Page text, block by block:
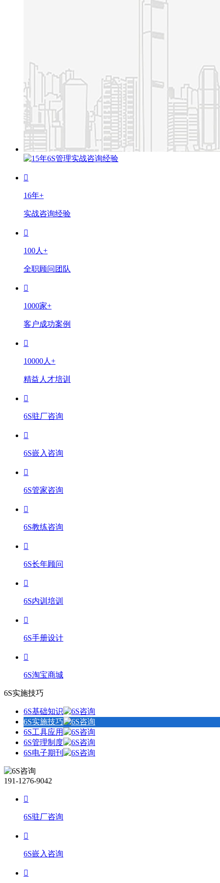
16年+
实战咨询经验
100人+
全职顾问团队
1000家+
客户成功案例
10000人+
精益人才培训
6S驻厂咨询
6S嵌入咨询
6S管家咨询
6S教练咨询
6S长年顾问
6S内训培训
6S手册设计
6S淘宝商城
6S实施技巧
6S基础知识
6S实施技巧
6S工具应用
6S管理制度
6S电子期刊
191-1276-9042
6S驻厂咨询
6S嵌入咨询